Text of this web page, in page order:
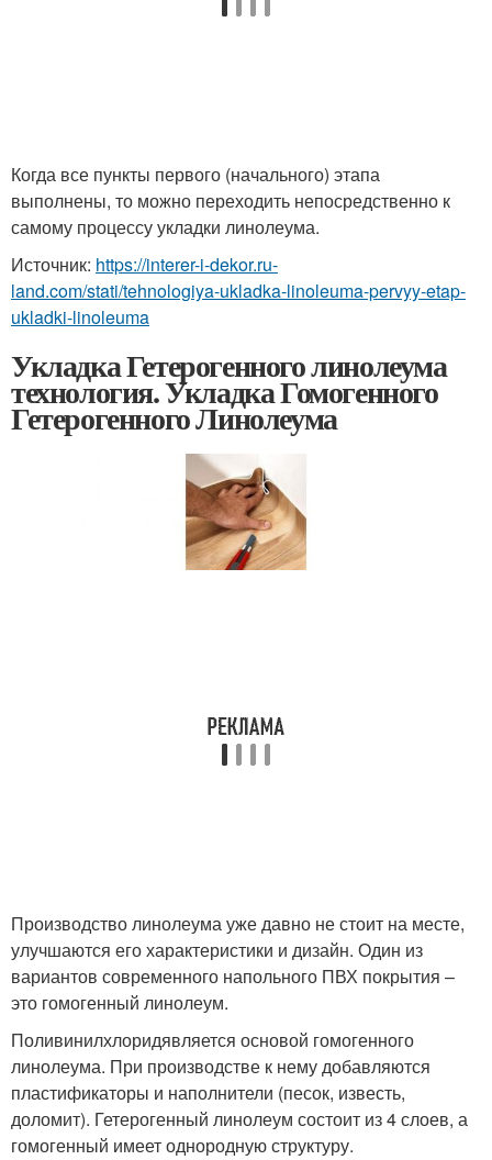
Когда все пункты первого (начального) этапа
выполнены, то можно переходить непосредственно к
самому процессу укладки линолеума.
Источник: https://interer-i-dekor.ru-
land.com/stati/tehnologiya-ukladka-linoleuma-pervyy-etap-
ukladki-linoleuma
Укладка Гетерогенного линолеума
технология. Укладка Гомогенного
Гетерогенного Линолеума
Производство линолеума уже давно не стоит на месте,
улучшаются его характеристики и дизайн. Один из
вариантов современного напольного ПВХ покрытия –
это гомогенный линолеум.
Поливинилхлоридявляется основой гомогенного
линолеума. При производстве к нему добавляются
пластификаторы и наполнители (песок, известь,
доломит). Гетерогенный линолеум состоит из 4 слоев, а
гомогенный имеет однородную структуру.